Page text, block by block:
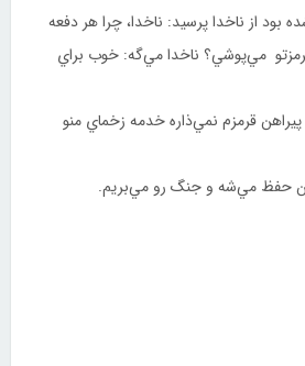
بود از ناخدا پرسيد: ناخدا، چرا هر دفعه
مي‌پوشي؟ ناخدا مي‌گه: خوب براي
قرمزم نمي‌ذاره خدمه زخماي منو
حفظ مي‌شه و جنگ رو مي‌بريم.